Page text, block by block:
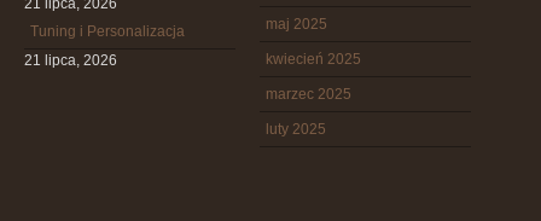
21 lipca, 2026
Tuning i Personalizacja
21 lipca, 2026
maj 2025
kwiecień 2025
marzec 2025
luty 2025